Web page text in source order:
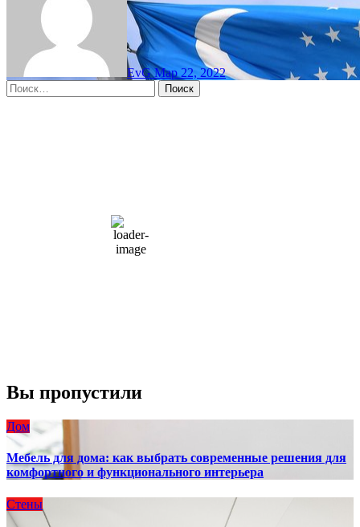
EvGМар 22, 2022
Найти:
66 %
1004 мб
10 mph
Вы пропустили
Дом
Мебель для дома: как выбрать современные решения для
комфортного и функционального интерьера
Стены